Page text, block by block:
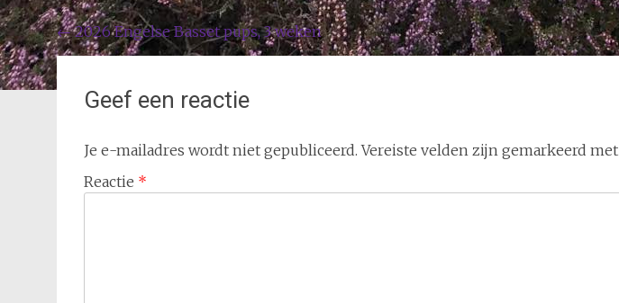
Bericht
navigatie
←2026 Engelse Basset pups, 3 weken
Geef een reactie
Je e-mailadres wordt niet gepubliceerd. Vereiste velden zijn gemarkeerd met
Reactie *